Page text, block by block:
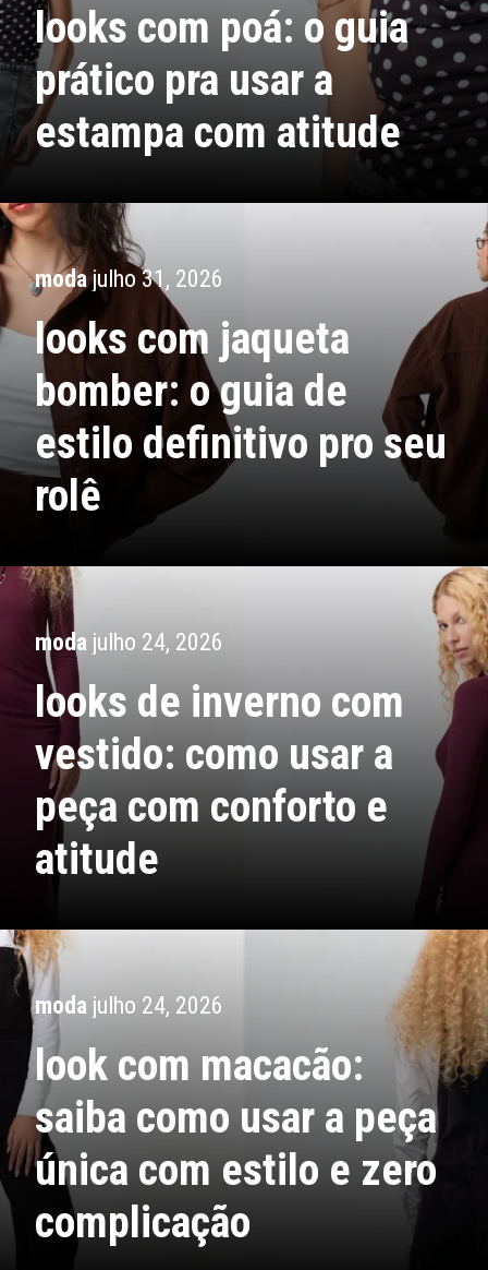
looks com poá: o guia
prático pra usar a
estampa com atitude
modajulho 31, 2026
looks com jaqueta
bomber: o guia de
estilo definitivo pro seu
rolê
moda julho 24, 2026
looks de inverno com
vestido: como usar a
peça com conforto e
atitude
moda julho 24, 2026
look com macacão:
saiba como usar a peça
única com estilo e zero
complicação